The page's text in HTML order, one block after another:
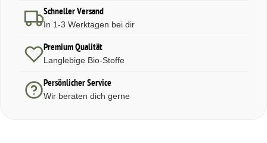
Schneller Versand
In 1-3 Werktagen bei dir
Premium Qualität
Langlebige Bio-Stoffe
Persönlicher Service
Wir beraten dich gerne